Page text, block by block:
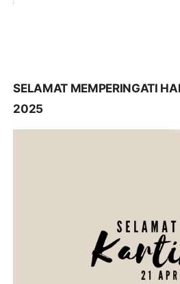
SELAMAT MEMPERINGATI
2025